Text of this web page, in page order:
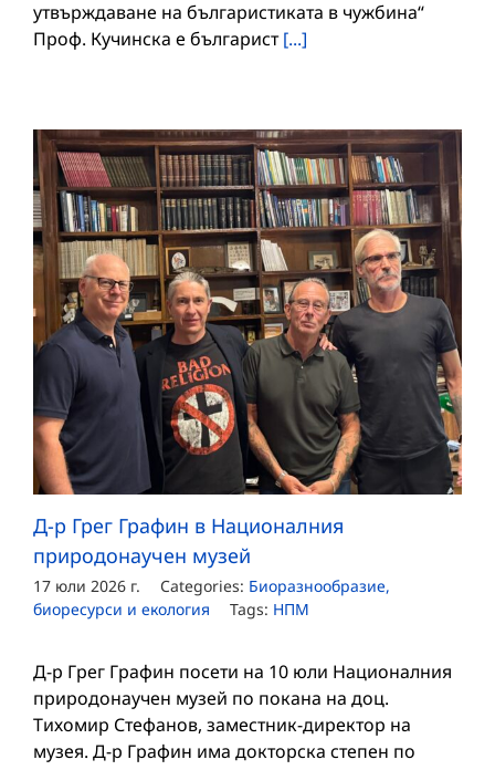
утвърждаване на българистиката в чужбина“
Проф. Кучинска е българист[...]
Д-р Грег Графин в Националния
природонаучен музей
17 юли 2026 г. Categories: Биоразнообразие,
биоресурси и екология
Tags: НПМ
Д-р Грег Графин посети на 10 юли Националния
природонаучен музей по покана на доц.
Тихомир Стефанов, заместник-директор на
музея. Д-р Графин има докторска степен по